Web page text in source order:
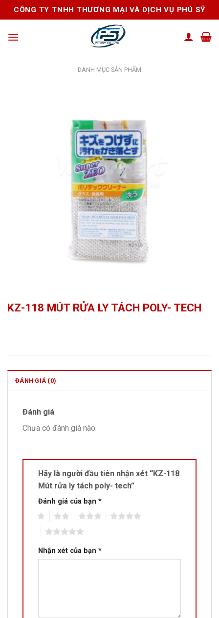
Skip
to
CÔNG TY TNHH THƯƠNG MẠI VÀ DỊCH VỤ PHÚ SỸ
DANH MỤC SẢN PHẨM
KZ-118 MÚT RỬA LY TÁCH POLY- TECH
ĐÁNH GIÁ (0)
Đánh giá
Chưa có đánh giá nào.
Hãy là người đầu tiên nhận xét “KZ-118
Mút rửa ly tách poly- tech”
Đánh giá của bạn *
Nhận xét của bạn *